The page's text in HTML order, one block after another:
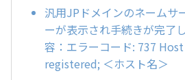
汎用JPドメインのネームサ
ーが表示され手続きが完了
容：エラーコード: 737
registered; ＜ホスト名＞